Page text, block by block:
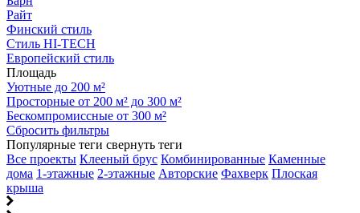
Райт
Финский стиль
Стиль HI-TECH
Европейский стиль
Площадь
Уютные до 200 м²
Просторные от 200 м² до 300 м²
Бескомпромиссные от 300 м²
Сбросить фильтры
Популярные теги свернуть теги
Все проекты Клееный брус Комбинированные Каменные
дома 1-этажные 2-этажные Авторские Фахверк Плоская
крыша